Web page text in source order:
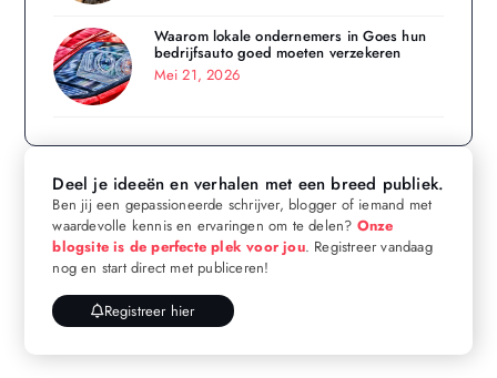
Waarom lokale ondernemers in Goes hun
bedrijfsauto goed moeten verzekeren
Mei 21, 2026
Deel je ideeën en verhalen met een breed publiek.
Ben jij een gepassioneerde schrijver, blogger of iemand met
waardevolle kennis en ervaringen om te delen? Onze
blogsite is de perfecte plek voor jou. Registreer vandaag
nog en start direct met publiceren!
Registreer hier